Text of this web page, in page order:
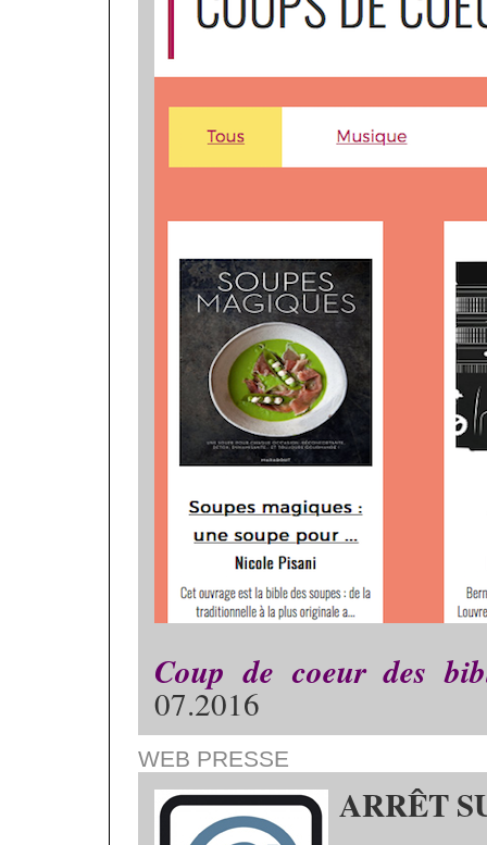
Coup de coeur des
07.2016
WEB PRESSE
ARRÊT